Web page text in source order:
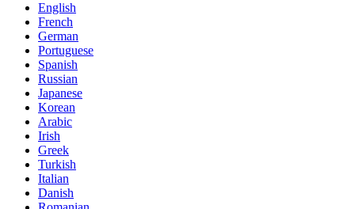
English
French
German
Portuguese
Spanish
Russian
Japanese
Korean
Arabic
Irish
Greek
Turkish
Italian
Danish